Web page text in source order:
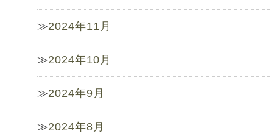
2024年11月
2024年10月
2024年9月
2024年8月